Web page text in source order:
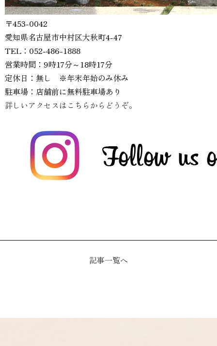
〒453-0042
愛知県名古屋市中村区大秋町4-47
TEL：052-486-1888
営業時間：9時17分～18時17分
定休日：無し ※年末年始のみ休み
駐車場：店舗前に無料駐車場あり
詳しいアクセスはこちらからどうぞ。
記事一覧へ